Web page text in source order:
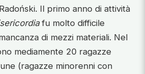
Il primo anno di attività
fu molto difficile
di mezzi materiali. Nel
mediamente 20 ragazze
(ragazze minorenni con